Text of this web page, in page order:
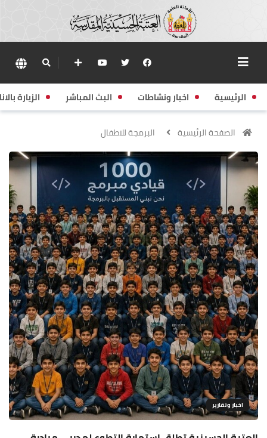
الرئيسية اخبار ونشاطات البث المباشر الزيارة
الصفحة الرئيسية البرمجة للاطفال
اخبار وتقارير